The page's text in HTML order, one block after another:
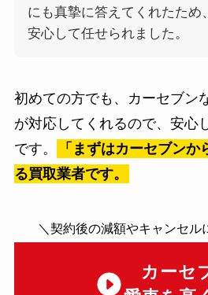
にも真摯に答えてくれたため
安心して任せられました。
初めての方でも、カーセブン
が対応してくれるので、安心
です。
「まずはカーセブン
る買取業者です。
＼契約後の減額やキャンセル
カーセ